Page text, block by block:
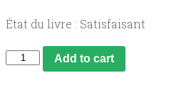
État du livre : Satisfaisant
Les
Add to cart